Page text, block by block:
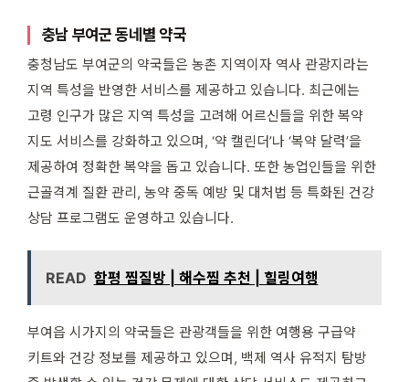
충남 부여군 동네별 약국
충청남도 부여군의 약국들은 농촌 지역이자 역사 관광지라는
지역 특성을 반영한 서비스를 제공하고 있습니다. 최근에는
고령 인구가 많은 지역 특성을 고려해 어르신들을 위한 복약
지도 서비스를 강화하고 있으며, ‘약 캘린더’나 ‘복약 달력’을
제공하여 정확한 복약을 돕고 있습니다. 또한 농업인들을 위한
근골격계 질환 관리, 농약 중독 예방 및 대처법 등 특화된 건강
상담 프로그램도 운영하고 있습니다.
READ 함평 찜질방 | 해수찜 추천 | 힐링여행
부여읍 시가지의 약국들은 관광객들을 위한 여행용 구급약
키트와 건강 정보를 제공하고 있으며, 백제 역사 유적지 탐방